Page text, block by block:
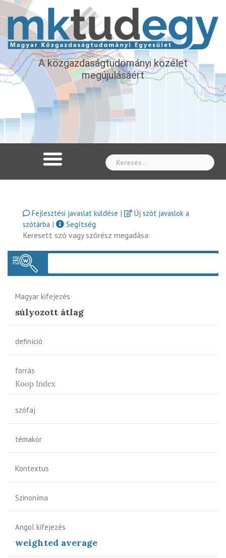
A közgazdaságtudományi közélet
megújulásáért
Fejlesztési javaslat küldése |
Új szót javaslok a
szótárba |
Segítség
Keresett szó vagy szórész megadása:
Magyar kifejezés
súlyozott átlag
definíció
forrás
Koop Index
szófaj
témakör
Kontextus
Szinoníma
Angol kifejezés
weighted average